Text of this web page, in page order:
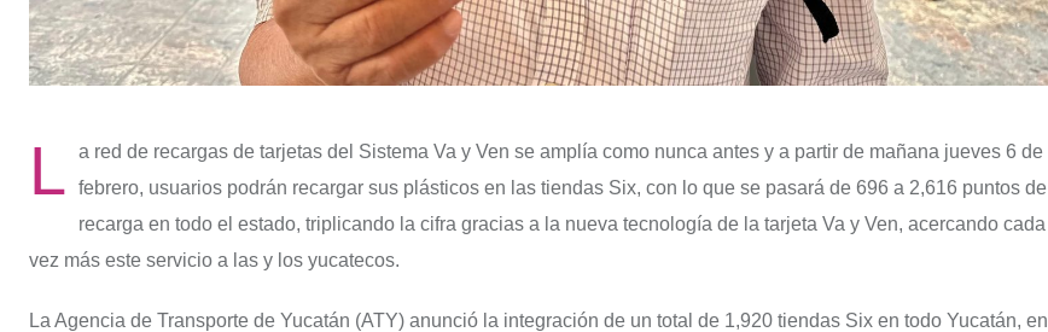
L
a red de recargas de tarjetas del Sistema Va y Ven se amplía como nunca antes y a partir de mañana jueves 6 de
febrero, usuarios podrán recargar sus plásticos en las tiendas Six, con lo que se pasará de 696 a 2,616 puntos de
recarga en todo el estado, triplicando la cifra gracias a la nueva tecnología de la tarjeta Va y Ven, acercando cada
vez más este servicio a las y los yucatecos.
La Agencia de Transporte de Yucatán (ATY) anunció la integración de un total de 1,920 tiendas Six en todo Yucatán, en